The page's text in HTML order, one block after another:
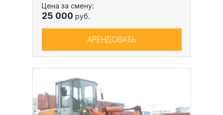
Цена за смену:
25 000 руб.
АРЕНДОВАТЬ